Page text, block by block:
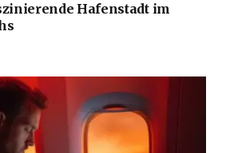
Hafenstadt im